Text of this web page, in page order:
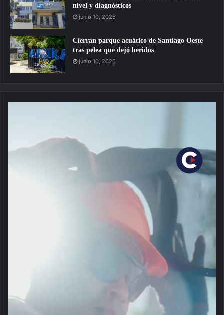
nivel y diagnósticos
junio 10, 2026
Cierran parque acuático de Santiago Oeste
tras pelea que dejó heridos
junio 10, 2026